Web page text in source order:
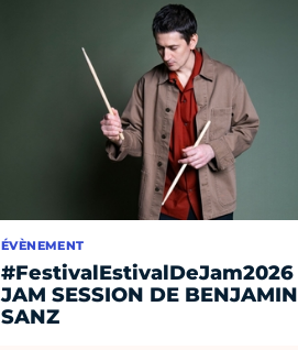
ÉVÈNEMENT
#FestivalEstivalDeJam2026
JAM SESSION DE BENJAMIN
SANZ